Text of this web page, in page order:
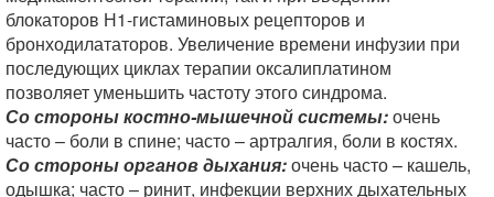
блокаторов Н1-гистаминовых рецепторов и
бронходилататоров. Увеличение времени инфузии при
последующих циклах терапии оксалиплатином
позволяет уменьшить частоту этого синдрома.
Со стороны костно-мышечной системы:очень
часто – боли в спине; часто – артралгия, боли в костях.
Со стороны органов дыхания:очень часто – кашель,
одышка; часто – ринит, инфекции верхних дыхательных